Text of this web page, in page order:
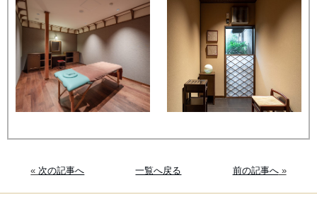
«次の記事へ 一覧へ戻る 前の記事へ»